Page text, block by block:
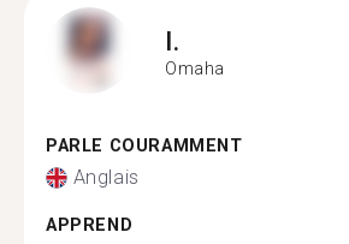
I.
Omaha
PARLE COURAMMENT
Anglais
APPREND